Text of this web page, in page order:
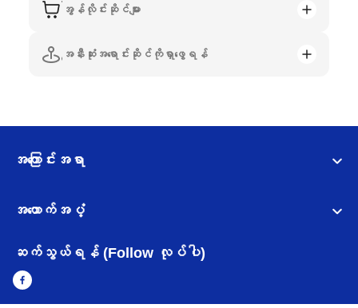
အွန်လိုင်းဆိုင်များ
အနီးဆုံးအရောင်းဆိုင်ကိုရှာဖွေရန်
အကြောင်းအရာ
အထောက်အပံ့
ဆက်သွယ်ရန် (Follow လုပ်ပါ)